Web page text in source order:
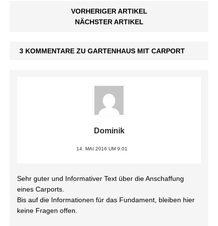
VORHERIGER ARTIKEL
NÄCHSTER ARTIKEL
3 KOMMENTARE ZU GARTENHAUS MIT CARPORT
Dominik
14. MAI 2016 UM 9:01
Sehr guter und Informativer Text über die Anschaffung
eines Carports.
Bis auf die Informationen für das Fundament, bleiben hier
keine Fragen offen.